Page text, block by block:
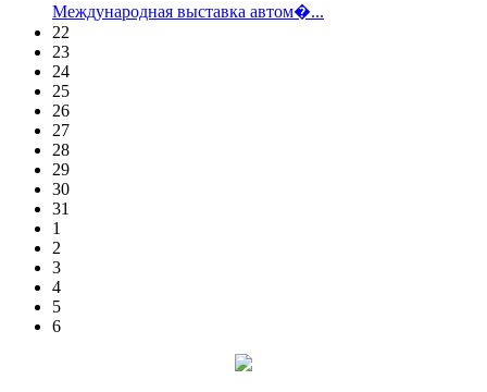
Международная выставка автом�...
22
23
24
25
26
27
28
29
30
31
1
2
3
4
5
6